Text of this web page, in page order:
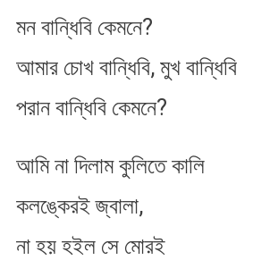
মন বান্ধিবি কেমনে?
আমার চোখ বান্ধিবি, মুখ বান্ধিবি
পরান বান্ধিবি কেমনে?
আমি না দিলাম কুলিতে কালি
কলঙ্কেরই জ্বালা,
না হয় হইল সে মোরই